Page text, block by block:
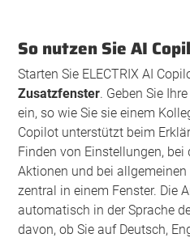
So nutzen Sie AI
Starten Sie ELECTRIX AI
Zusatzfenster. Geben Sie
ein, so wie Sie sie einem
Copilot unterstützt beim
Finden von Einstellungen, bei
Aktionen und bei
zentral in einem Fenster. Die
automatisch in der Sprache
davon, ob Sie auf Deutsch,